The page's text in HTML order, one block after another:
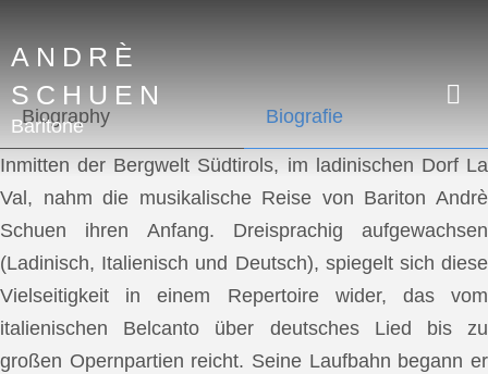
ANDRÈ
SCHUEN
Baritone
Biography Biografie
Inmitten der Bergwelt Südtirols, im ladinischen Dorf La
Val, nahm die musikalische Reise von Bariton Andrè
Schuen ihren Anfang. Dreisprachig aufgewachsen
(Ladinisch, Italienisch und Deutsch), spiegelt sich diese
Vielseitigkeit in einem Repertoire wider, das vom
italienischen Belcanto über deutsches Lied bis zu
großen Opernpartien reicht. Seine Laufbahn begann er